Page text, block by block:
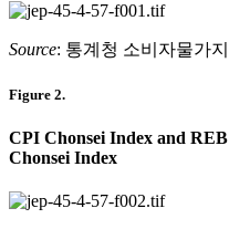
Source: 통계청 소비자물가
Figure 2.
CPI Chonsei Index and
Chonsei Index